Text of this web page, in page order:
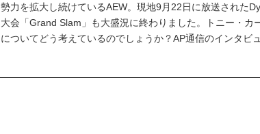
勢力を拡大し続けているAEW。現地9月22日に放送された
大会「Grand Slam」も大盛況に終わりました。トニー・カ
についてどう考えているのでしょうか？AP通信のインタビ
語っています。他のプロレスを観て「これは自分には合わ